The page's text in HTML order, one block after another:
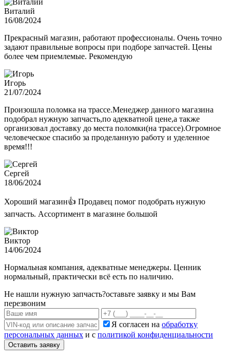
Виталий
16/08/2024
Прекрасный магазин, работают профессионалы. Очень точно
задают правильные вопросы при подборе запчастей. Цены
более чем приемлемые. Рекомендую
Игорь
21/07/2024
Произошла поломка на трассе.Менеджер данного магазина
подобрал нужную запчасть,по адекватной цене,а также
организовал доставку до места поломки(на трассе).Огромное
человеческое спасибо за проделанную работу и уделенное
время!!!
Сергей
18/06/2024
Хороший магазин👍 Продавец помог подобрать нужную
запчасть. Ассортимент в магазине большой
Виктор
14/06/2024
Нормальная компания, адекватные менеджеры. Ценник
нормальный, практически всё есть по наличию.
Не нашли нужную запчасть?оставьте заявку и мы Вам
перезвоним
Я согласен на обработку
персональных данных и с политикой конфиденциальности
Оставить заявку